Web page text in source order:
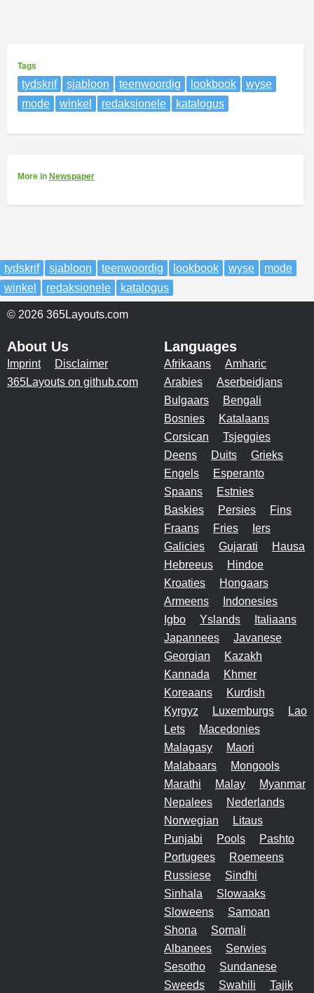
Tags
tydskrif sjabloon teenwoordig lookbook
wyse
mode
winkel redaksionele katalogus
More in Newspaper
tydskrif sjabloon teenwoordig lookbook wyse
mode
winkel
redaksionele katalogus
© 2026 365Layouts.com
About Us
Imprint
Disclaimer
365Layouts on github.com
Languages
Afrikaans
Amharic
Arabies
Aserbeidjans
Bulgaars
Bengali
Bosnies
Katalaans
Corsican
Tsjeggies
Deens
Duits
Grieks
Engels
Esperanto
Spaans
Estnies
Baskies
Persies
Fins
Fraans
Fries
Iers
Galicies
Gujarati
Hausa
Hebreeus
Hindoe
Kroaties
Hongaars
Armeens
Indonesies
Igbo
Yslands
Italiaans
Japannees
Javanese
Georgian
Kazakh
Kannada
Khmer
Koreaans
Kurdish
Kyrgyz
Luxemburgs
Lao
Lets
Macedonies
Malagasy
Maori
Malabaars
Mongools
Marathi
Malay
Myanmar
Nepalees
Nederlands
Norwegian
Litaus
Punjabi
Pools
Pashto
Portugees
Roemeens
Russiese
Sindhi
Sinhala
Slowaaks
Sloweens
Samoan
Shona
Somali
Albanees
Serwies
Sesotho
Sundanese
Sweeds
Swahili Tajik